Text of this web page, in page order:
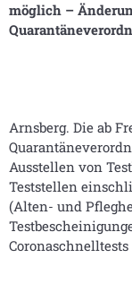
möglich –
Arnsberg. Die ab
Ausstellen von
Teststellen
(Alten- und